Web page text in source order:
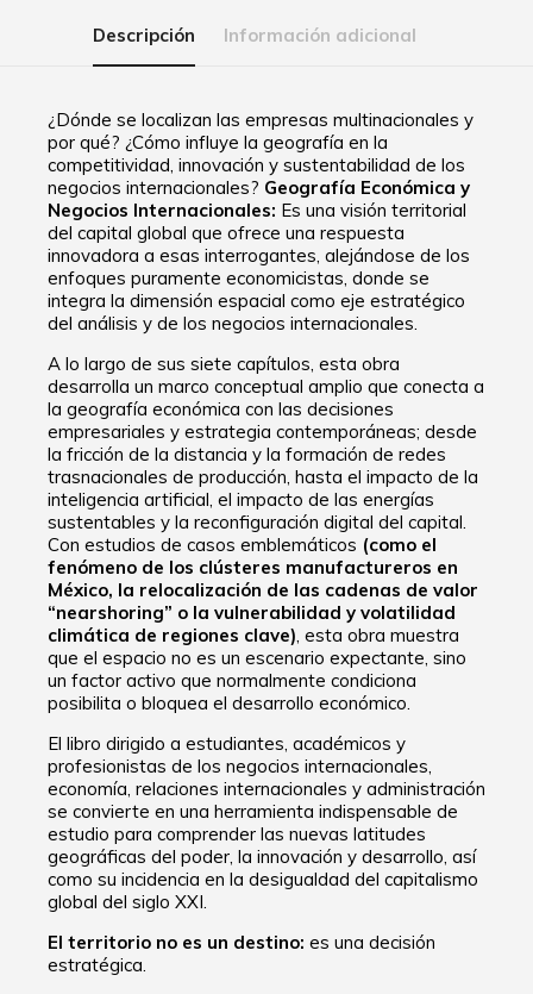
Descripción Información adicional
¿Dónde se localizan las empresas multinacionales y
por qué? ¿Cómo influye la geografía en la
competitividad, innovación y sustentabilidad de los
negocios internacionales? Geografía Económica y
Negocios Internacionales: Es una visión territorial
del capital global que ofrece una respuesta
innovadora a esas interrogantes, alejándose de los
enfoques puramente economicistas, donde se
integra la dimensión espacial como eje estratégico
del análisis y de los negocios internacionales.
A lo largo de sus siete capítulos, esta obra
desarrolla un marco conceptual amplio que conecta a
la geografía económica con las decisiones
empresariales y estrategia contemporáneas; desde
la fricción de la distancia y la formación de redes
trasnacionales de producción, hasta el impacto de la
inteligencia artificial, el impacto de las energías
sustentables y la reconfiguración digital del capital.
Con estudios de casos emblemáticos (como el
fenómeno de los clústeres manufactureros en
México, la relocalización de las cadenas de valor
“nearshoring” o la vulnerabilidad y volatilidad
climática de regiones clave), esta obra muestra
que el espacio no es un escenario expectante, sino
un factor activo que normalmente condiciona
posibilita o bloquea el desarrollo económico.
El libro dirigido a estudiantes, académicos y
profesionistas de los negocios internacionales,
economía, relaciones internacionales y administración
se convierte en una herramienta indispensable de
estudio para comprender las nuevas latitudes
geográficas del poder, la innovación y desarrollo, así
como su incidencia en la desigualdad del capitalismo
global del siglo XXI.
El territorio no es un destino: es una decisión
estratégica.